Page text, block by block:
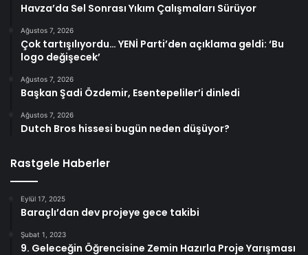
Havza’da Sel Sonrası Yıkım Çalışmaları Sürüyor
Ağustos 7, 2026
Çok tartışılıyordu… YENİ Parti’den açıklama geldi: ‘Bu
logo değişecek’
Ağustos 7, 2026
Başkan Şadi Özdemir, Esentepeliler’i dinledi
Ağustos 7, 2026
Dutch Bros hissesi bugün neden düşüyor?
Rastgele Haberler
Eylül 17, 2025
Baraçlı’dan dev projeye gece takibi
Şubat 1, 2023
9. Geleceğin Öğrencisine Zemin Hazırla Proje Yarışması